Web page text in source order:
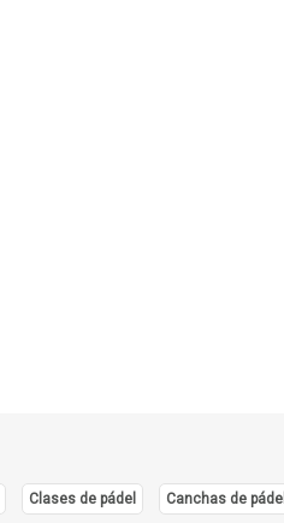
Clases de pádel Canchas de pádel